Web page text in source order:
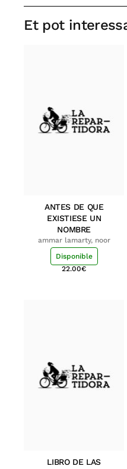
Et pot
ANTES DE QUE
EXISTIESE UN
NOMBRE
ammar lamarty, noor
Disponible
22.00€
LIBRO DE LAS